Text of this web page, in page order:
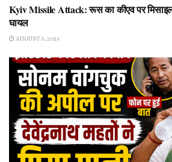
Kyiv Missile Attack: रूस का कीएव पर
घायल
AUGUST 5, 2026